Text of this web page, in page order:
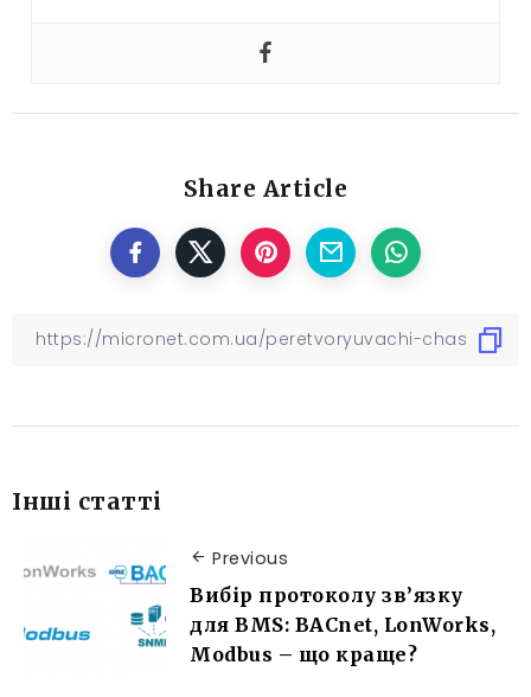
Share Article
Інші статті
Previous
Вибір протоколу зв’язку
для BMS: BACnet, LonWorks,
Modbus – що краще?